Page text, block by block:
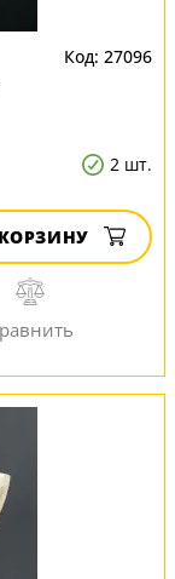
27096
2 шт.